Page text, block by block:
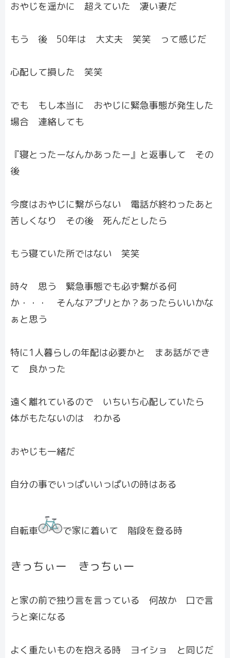
おやじを遥かに 超えていた 凄い妻だ
もう 後 50年は 大丈夫 笑笑 って感じだ
心配して損した 笑笑
でも もし本当に おやじに緊急事態が発生した
場合 連絡しても
『寝とったーなんかあったー』と返事して その
後
今度はおやじに繋がらない 電話が終わったあと
苦しくなり その後 死んだとしたら
もう寝ていた所ではない 笑笑
時々 思う 緊急事態でも必ず繋がる何
か・・・ そんなアプリとか？あったらいいかな
ぁと思う
特に1人暮らしの年配は必要かと まあ話ができ
て 良かった
遠く離れているので いちいち心配していたら
体がもたないのは わかる
おやじも一緒だ
自分の事でいっぱいいっぱいの時はある
自転車 で家に着いて 階段を登る時
きっちぃー きっちぃー
と家の前で独り言を言っている 何故か 口で言
うと楽になる
よく重たいものを抱える時 ヨイショ と同じだ